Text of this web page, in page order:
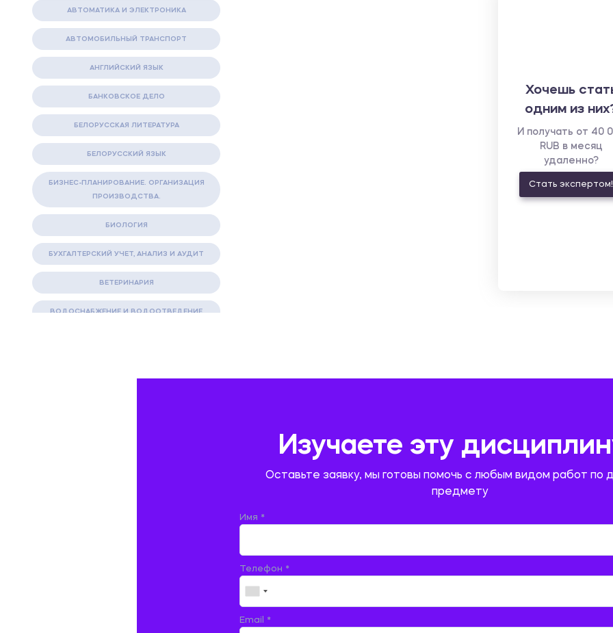
АВТОМАТИКА И ЭЛЕКТРОНИКА
АВТОМОБИЛЬНЫЙ ТРАНСПОРТ
АНГЛИЙСКИЙ ЯЗЫК
БАНКОВСКОЕ ДЕЛО
БЕЛОРУССКАЯ ЛИТЕРАТУРА
БЕЛОРУССКИЙ ЯЗЫК
БИЗНЕС-ПЛАНИРОВАНИЕ. ОРГАНИЗАЦИЯ
ПРОИЗВОДСТВА.
БИОЛОГИЯ
БУХГАЛТЕРСКИЙ УЧЕТ, АНАЛИЗ И АУДИТ
ВЕТЕРИНАРИЯ
ВОДОСНАБЖЕНИЕ И ВОДООТВЕДЕНИЕ
Хочешь
одним из
И получать от 40
RUB в месяц
удаленно?
Стать экспертом!
Изучаете эту
Оставьте заявку, мы готовы помочь с любым видом работ по
предмету
Имя *
Телефон *
Email *